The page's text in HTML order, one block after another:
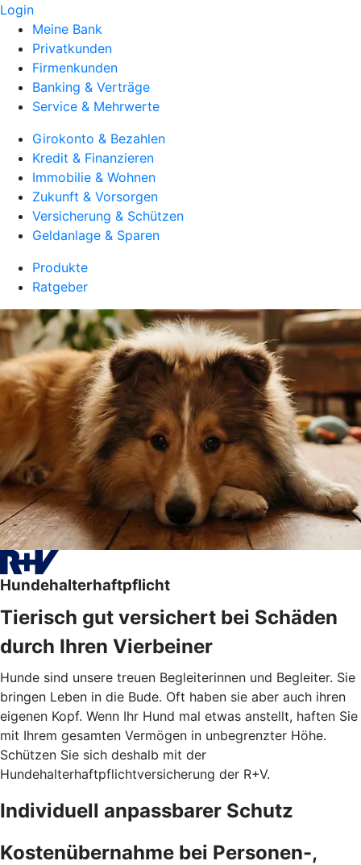
Login
Meine Bank
Privatkunden
Firmenkunden
Banking & Verträge
Service & Mehrwerte
Girokonto & Bezahlen
Kredit & Finanzieren
Immobilie & Wohnen
Zukunft & Vorsorgen
Versicherung & Schützen
Geldanlage & Sparen
Produkte
Ratgeber
Hundehalterhaftpflicht
Tierisch gut versichert bei Schäden
durch Ihren Vierbeiner
Hunde sind unsere treuen Begleiterinnen und Begleiter. Sie
bringen Leben in die Bude. Oft haben sie aber auch ihren
eigenen Kopf. Wenn Ihr Hund mal etwas anstellt, haften Sie
mit Ihrem gesamten Vermögen in unbegrenzter Höhe.
Schützen Sie sich deshalb mit der
Hundehalterhaftpflichtversicherung der R+V.
Individuell anpassbarer Schutz
Kostenübernahme bei Personen-,